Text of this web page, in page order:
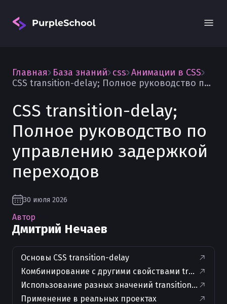
Вход
Главная База знаний css Анимации в CSS
CSS transition-delay; Полное руководство по управлению задержкой переходов
CSS transition-delay;
Полное руководство по
управлению задержкой
переходов
30 июля 2026
Автор
Дмитрий Нечаев
Основы CSS transition-delay
Комбинирование с другими свойствами transition
Использование разных значений transition-delay
Применение в реальных проектах